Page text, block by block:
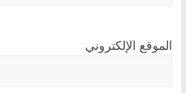
الموقع الإلكتروني